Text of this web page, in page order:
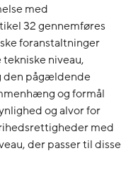
med
32 gennemføres
foranstaltninger
niveau,
den pågældende
og formål
og alvor for
med
der passer til disse